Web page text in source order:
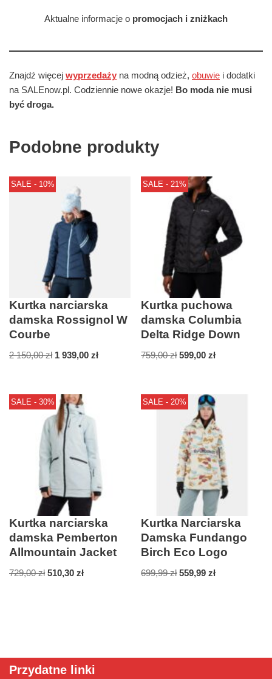
Aktualne informacje o promocjach i zniżkach
Znajdź więcej wyprzedaży na modną odzież, obuwie i dodatki
na SALEnow.pl. Codziennie nowe okazje! Bo moda nie musi
być droga.
Podobne produkty
SALE - 10%
Kurtka narciarska
damska Rossignol W
Courbe
2 150,00zł 1 939,00 zł
SALE - 21%
Kurtka puchowa
damska Columbia
Delta Ridge Down
759,00zł 599,00zł
SALE - 30%
Kurtka narciarska
damska Pemberton
Allmountain Jacket
729,00zł 510,30 zł
SALE - 20%
Kurtka Narciarska
Damska Fundango
Birch Eco Logo
699,99zł 559,99zł
Przydatne linki